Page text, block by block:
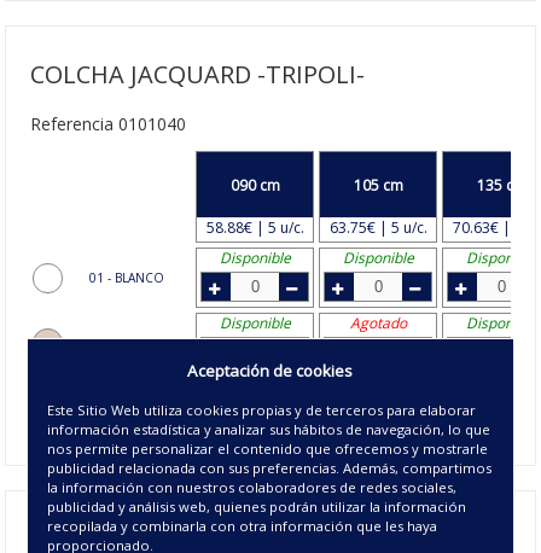
COLCHA JACQUARD -TRIPOLI-
Referencia 0101040
01 - BLANCO
02 - CREMA
27 - PERLA
090 cm
58.88€ | 5 u/c.
105 cm
63.75€ | 5 u/c.
135 cm
70.63€ | 4
Disponible
Disponible Disponible
Disponible Agotado Disponible
Aceptación de cookies
Este Sitio Web utiliza cookies propias y de terceros para elaborar
información estadística y analizar sus hábitos de navegación, lo que
nos permite personalizar el contenido que ofrecemos y mostrarle
publicidad relacionada con sus preferencias. Además, compartimos
la información con nuestros colaboradores de redes sociales,
publicidad y análisis web, quienes podrán utilizar la información
recopilada y combinarla con otra información que les haya
proporcionado.